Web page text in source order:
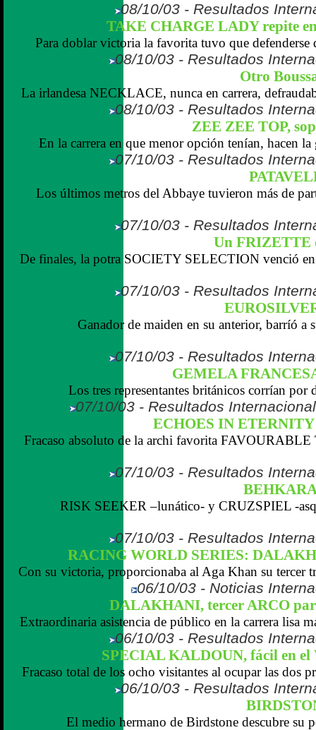
08/10/03 - Resultados
TAKE CHARGE LADY repite
Para doblar victoria la favorita tuvo que defenderse
08/10/03 - Resultados
Otro
La irlandesa NECKLACE, nunca en carrera,
08/10/03 - Resultados
ZEE ZEE TOP,
En la carrera en que menor opción tenían, hacen la
07/10/03 - Resultados
Los últimos metros del Abbaye tuvieron más de
07/10/03 - Resultados
Un FRIZETTE
De finales, la potra SOCIETY SELECTION venció
07/10/03 - Resultados
Ganador de maiden en su anterior, barríó a
07/10/03 - Resultados
GEMELA
Los tres representantes británicos corrían por
07/10/03 - Resultados
ECHOES IN ETERNITY
Fracaso absoluto de la archi favorita
07/10/03 - Resultados
RISK SEEKER –lunático- y CRUZSPIEL -
07/10/03 - Resultados
RACING WORLD SERIES:
Con su victoria, proporcionaba al Aga Khan su tercer
06/10/03 - Noticias
DALAKHANI, tercer ARCO
Extraordinaria asistencia de público en la carrera lisa
06/10/03 - Resultados
SPECIAL KALDOUN, fácil en
Fracaso total de los ocho visitantes al ocupar las dos
06/10/03 - Resultados
El medio hermano de Birdstone descubre su